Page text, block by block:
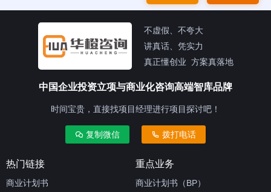
不虚假、不夸大
讲真话、凭实力
真正懂创业 方案真落地
中国企业投资立项与商业化咨询高端智库品牌
时间宝贵，直接找项目经理进行项目探讨吧！
复制微信 拨打电话
热门链接
商业计划书
重点业务
商业计划书（BP）